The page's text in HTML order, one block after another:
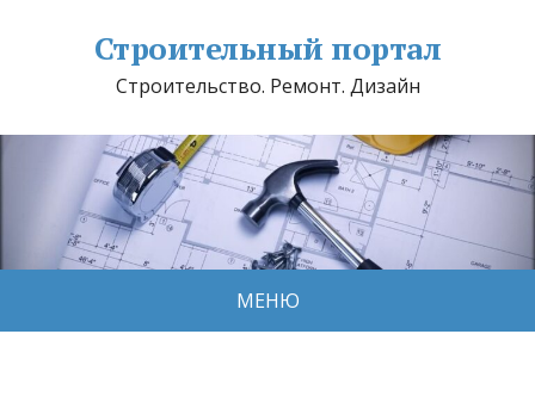
Строительный портал
Строительство. Ремонт. Дизайн
МЕНЮ